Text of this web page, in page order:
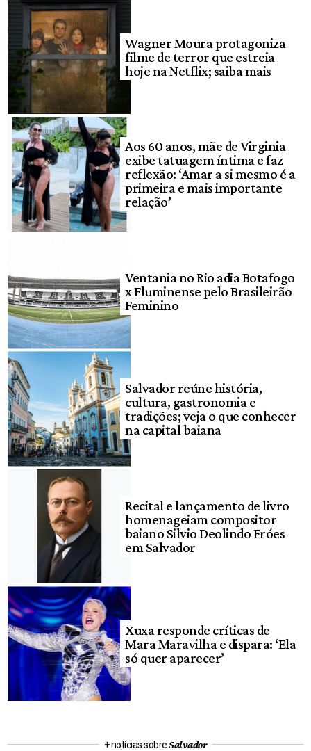
Wagner Moura protagoniza
filme de terror que estreia
hoje na Netflix; saiba mais
Aos 60 anos, mãe de Virginia
exibe tatuagem íntima e faz
reflexão: ‘Amar a si mesmo é a
primeira e mais importante
relação’
Ventania no Rio adia Botafogo
x Fluminense pelo Brasileirão
Feminino
Salvador reúne história,
cultura, gastronomia e
tradições; veja o que conhecer
na capital baiana
Recital e lançamento de livro
homenageiam compositor
baiano Silvio Deolindo Fróes
em Salvador
Xuxa responde críticas de
Mara Maravilha e dispara: ‘Ela
só quer aparecer’
+ notícias sobreSalvador